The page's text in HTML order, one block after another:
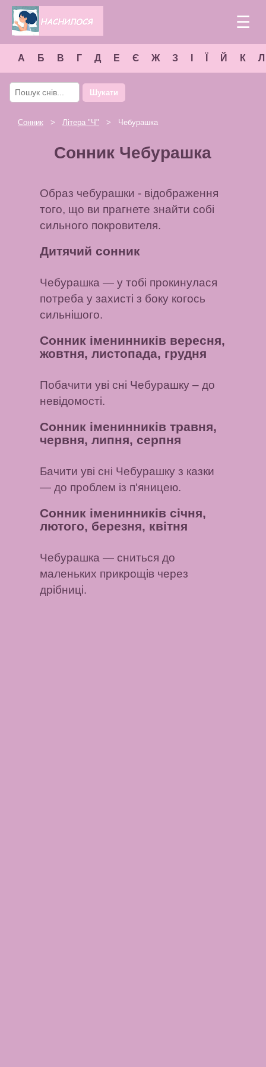
☰
А Б В Г Д Е Є Ж З Й К Л
Шукати
Сонник > Літера "Ч" > Чебурашка
Сонник Чебурашка
Образ чебурашки - відображення
того, що ви прагнете знайти собі
сильного покровителя.
Дитячий сонник
Чебурашка — у тобі прокинулася
потреба у захисті з боку когось
сильнішого.
Сонник іменинників вересня,
жовтня, листопада, грудня
Побачити уві сні Чебурашку – до
невідомості.
Сонник іменинників травня,
червня, липня, серпня
Бачити уві сні Чебурашку з казки
— до проблем із п'яницею.
Сонник іменинників січня,
лютого, березня, квітня
Чебурашка — сниться до
маленьких прикрощів через
дрібниці.